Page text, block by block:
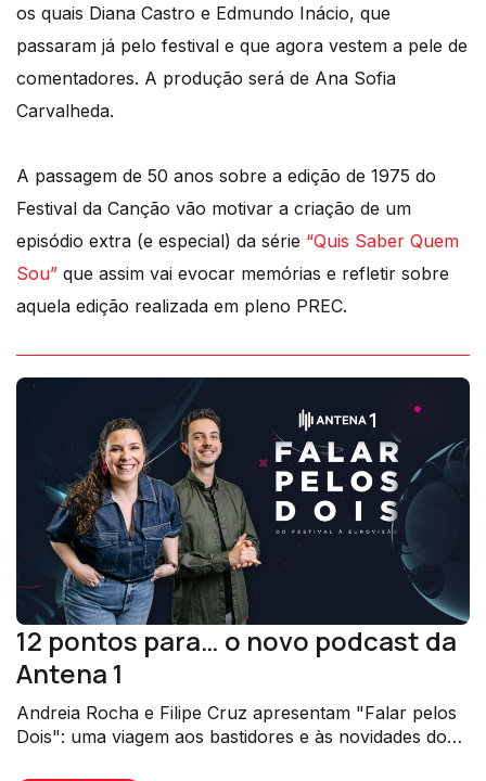
os quais Diana Castro e Edmundo Inácio, que
passaram já pelo festival e que agora vestem a pele de
comentadores. A produção será de Ana Sofia
Carvalheda.
A passagem de 50 anos sobre a edição de 1975 do
Festival da Canção vão motivar a criação de um
episódio extra (e especial) da série “Quis Saber Quem
Sou” que assim vai evocar memórias e refletir sobre
aquela edição realizada em pleno PREC.
12 pontos para… o novo podcast da
Antena 1
Andreia Rocha e Filipe Cruz apresentam "Falar pelos
Dois": uma viagem aos bastidores e às novidades do